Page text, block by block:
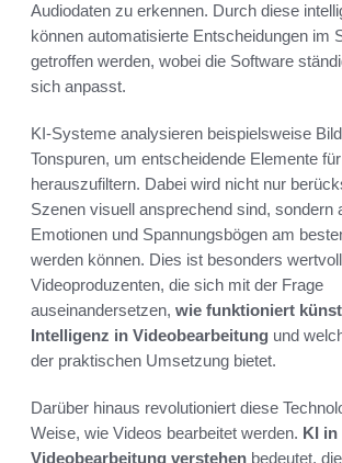
Audiodaten zu erkennen. Durch diese
können automatisierte Entscheidungen im
getroffen werden, wobei die Software
sich anpasst.
KI-Systeme analysieren beispielsweise
Tonspuren, um entscheidende Elemente
herauszufiltern. Dabei wird nicht nur
Szenen visuell ansprechend sind, sondern
Emotionen und Spannungsbögen am
werden können. Dies ist besonders
Videoproduzenten, die sich mit der Frage
auseinandersetzen, wie funktioniert
Intelligenz in Videobearbeitung und
der praktischen Umsetzung bietet.
Darüber hinaus revolutioniert diese
Weise, wie Videos bearbeitet werden. KI in
Videobearbeitung verstehen bedeutet,